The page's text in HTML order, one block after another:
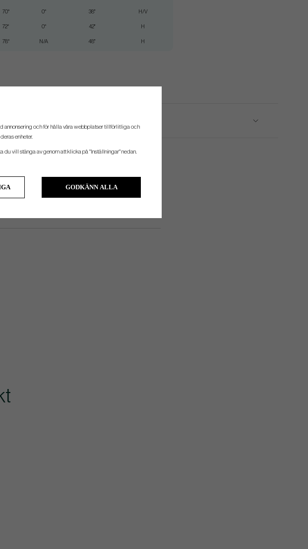
70° 0° 38" H/V
72° 0° 42" H
78° N/A 48" H
annonsering och för hålla våra webbplatser tillförlitliga och
enheter.
vill stänga av genom att klicka på "Inställningar" nedan.
GODKÄNN ALLA